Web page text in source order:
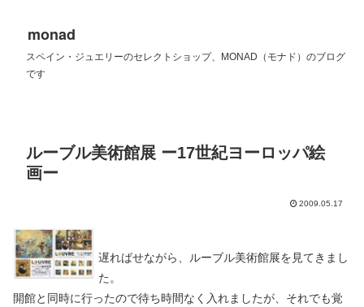
monad
スペイン・ジュエリーのセレクトショップ、MONAD（モナド）のブログ
です
ルーブル美術館展 ー17世紀ヨーロッパ絵
画ー
2009.05.17
遅ればせながら、ルーブル美術館展を見てきまし
た。
開館と同時に行ったので待ち時間なく入れましたが、それでも覚